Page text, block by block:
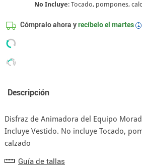
No Incluye: Tocado, pompones,
Cómpralo ahora yrecíbelo el martes i
Descripción
Disfraz de Animadora del Equipo
Incluye Vestido. No incluye Tocado,
calzado
Guía de tallas